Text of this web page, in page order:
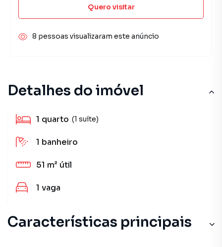
Detalhes do imóvel
1 quarto (1 suíte)
1 banheiro
51 m² útil
1 vaga
Características principais
Quero visitar
8 pessoas visualizaram este anúncio